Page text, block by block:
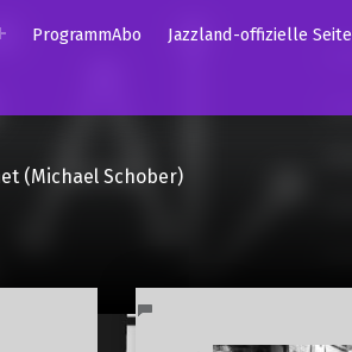
ProgrammAbo Jazzland-offizielle Seite
(Michael Schober)